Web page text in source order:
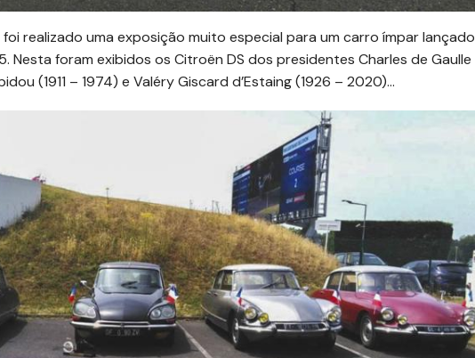
realizado uma exposição muito especial para um carro ímpar lançado
Nesta foram exibidos os Citroën DS dos presidentes Charles de Gaulle
(1911 – 1974) e Valéry Giscard d’Estaing (1926 – 2020)…